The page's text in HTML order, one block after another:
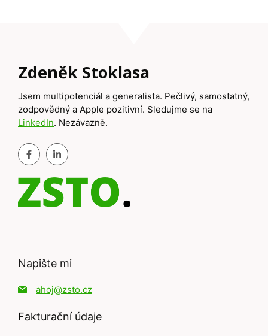
Zdeněk Stoklasa
Jsem multipotenciál a generalista. Pečlivý, samostatný,
zodpovědný a Apple pozitivní. Sledujme se na
LinkedIn. Nezávazně.
Napište mi
ahoj@zsto.cz
Fakturační údaje